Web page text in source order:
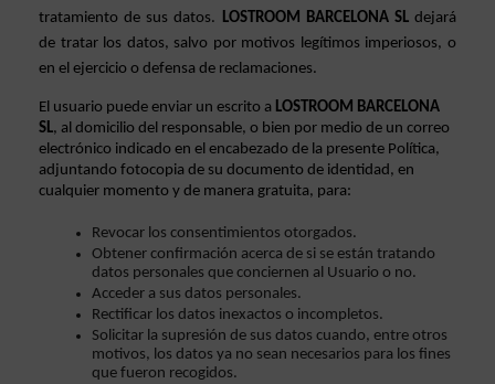
tratamiento de sus datos. LOSTROOM BARCELONA SL dejará
de tratar los datos, salvo por motivos legítimos imperiosos, o
en el ejercicio o defensa de reclamaciones.
El usuario puede enviar un escrito a LOSTROOM BARCELONA
SL, al domicilio del responsable, o bien por medio de un correo
electrónico indicado en el encabezado de la presente Política,
adjuntando fotocopia de su documento de identidad, en
cualquier momento y de manera gratuita, para:
Revocar los consentimientos otorgados.
Obtener confirmación acerca de si se están tratando
datos personales que conciernen al Usuario o no.
Acceder a sus datos personales.
Rectificar los datos inexactos o incompletos.
Solicitar la supresión de sus datos cuando, entre otros
motivos, los datos ya no sean necesarios para los fines
que fueron recogidos.